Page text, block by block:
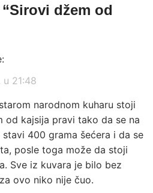
Sirovi džem od
21:48
narodnom kuharu stoji
od kajsija pravi tako da se na
stavi 400 grama šećera i da se
posle toga može da stoji
Sve iz kuvara je bilo bez
ovo niko nije čuo.